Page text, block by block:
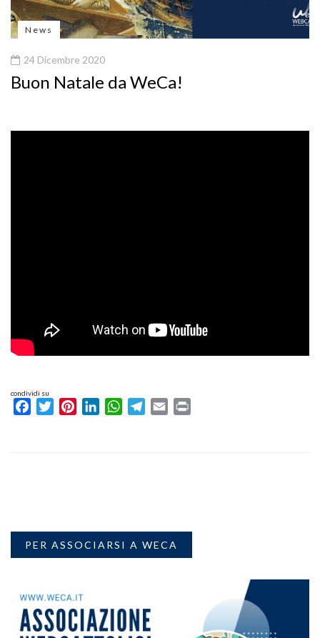
News
24 Dicembre 2020
Buon Natale da WeCa!
condividi su
FacebookTwitterPinterestLinkedInWhatsAppTelegram
Email
PER ASSOCIARSI A WECA